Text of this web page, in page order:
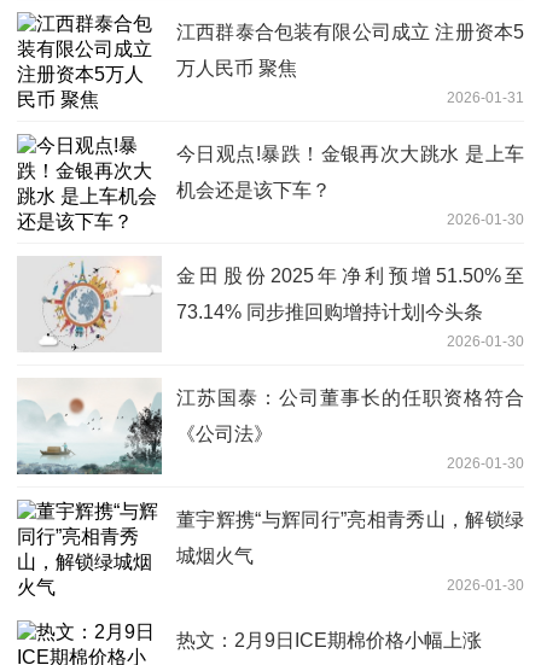
江西群泰合包装有限公司成立 注册资本5
万人民币 聚焦
2026-01-31
今日观点!暴跌！金银再次大跳水 是上车
机会还是该下车？
2026-01-30
金田股份2025年净利预增51.50%至
73.14% 同步推回购增持计划|今头条
2026-01-30
江苏国泰：公司董事长的任职资格符合
《公司法》
2026-01-30
董宇辉携“与辉同行”亮相青秀山，解锁绿
城烟火气
2026-01-30
热文：2月9日ICE期棉价格小幅上涨